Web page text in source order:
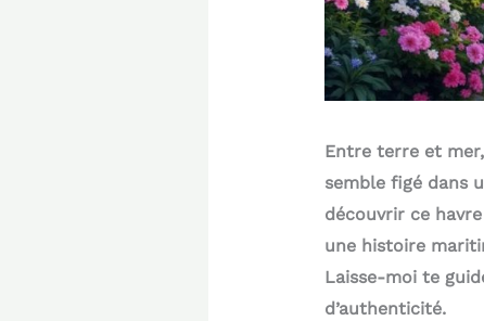
Entre terre et
semble figé dans
découvrir ce
une histoire
Laisse-moi te
d’authenticité.